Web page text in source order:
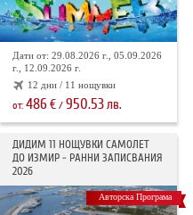
Дати от: 29.08.2026 г., 05.09.2026
г., 12.09.2026 г.
12 дни / 11 нощувки
от:486€ /950.53лв.
ДИДИМ 11 НОЩУВКИ САМОЛЕТ
ДО ИЗМИР - РАННИ ЗАПИСВАНИЯ
2026
Авторска Програма